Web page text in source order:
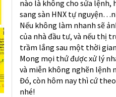
nào là không cho sửa lệnh,
sang sàn HNX tự
Nếu không làm nhanh sẽ
của nhà đầu tư, và nếu thị
trầm lắng sau một thời
Mong mọi thứ được xử lý
và miễn không nghẽn lệnh
Đó, còn hôm nay thì cứ
nhé!